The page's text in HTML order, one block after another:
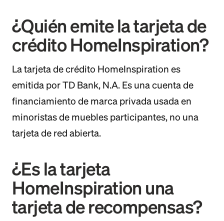
¿Quién emite la tarjeta de
crédito HomeInspiration?
La tarjeta de crédito HomeInspiration es
emitida por TD Bank, N.A. Es una cuenta de
financiamiento de marca privada usada en
minoristas de muebles participantes, no una
tarjeta de red abierta.
¿Es la tarjeta
HomeInspiration una
tarjeta de recompensas?